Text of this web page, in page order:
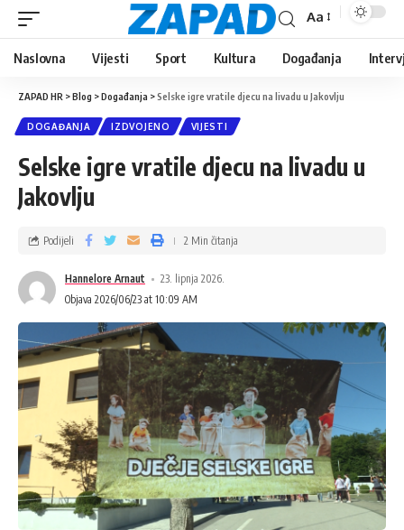
Aa
Naslovna Vijesti Sport Kultura Događanja
ZAPAD HR >Blog >Događanja >Selske igre vratile djecu na livadu u Jakovlju
DOGAĐANJA IZDVOJENO VIJESTI
Selske igre vratile djecu na livadu u
Jakovlju
Hannelore Arnaut
23. lipnja 2026.
Objava 2026/06/23 at 10:09 AM
Podijeli 2 Min čitanja